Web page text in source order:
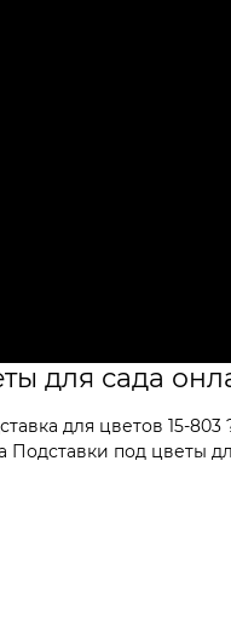
для сада
для цветов 15-
под цветы